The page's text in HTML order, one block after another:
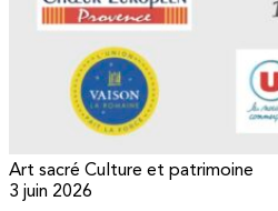
Art sacré Culture et patrimoine
3 juin 2026